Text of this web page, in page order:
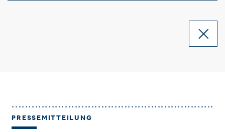
PRESSEMITTEILUNG